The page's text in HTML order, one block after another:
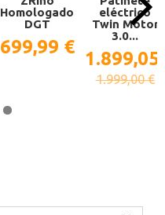
Homologado
DGT
699,99 €
eléctrico
Twin Motor
3.0...
1.899,05
1.999,00 €